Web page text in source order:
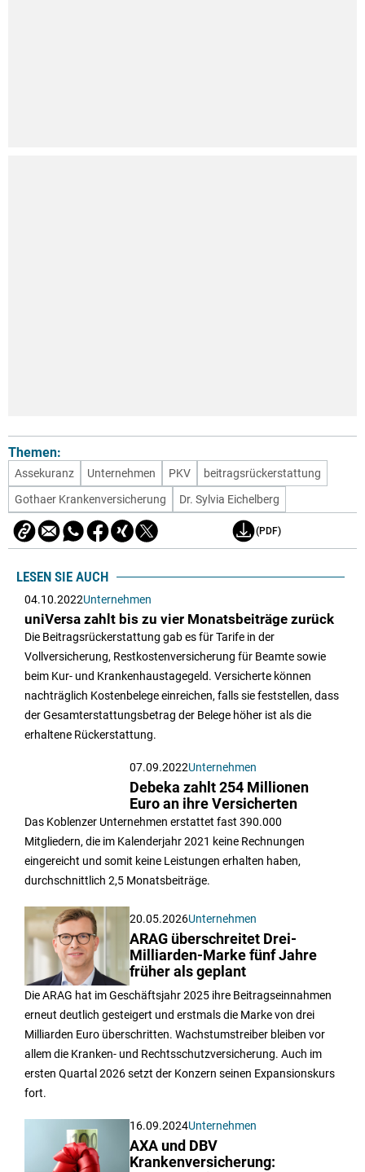
Themen:
Assekuranz Unternehmen PKV
beitragsrückerstattung
Gothaer Krankenversicherung
Dr. Sylvia Eichelberg
(PDF)
LESEN SIE AUCH
04.10.2022Unternehmen
uniVersa zahlt bis zu vier Monatsbeiträge zurück
Die Beitragsrückerstattung gab es für Tarife in der
Vollversicherung, Restkostenversicherung für Beamte sowie
beim Kur- und Krankenhaustagegeld. Versicherte können
nachträglich Kostenbelege einreichen, falls sie feststellen, dass
der Gesamterstattungsbetrag der Belege höher ist als die
erhaltene Rückerstattung.
07.09.2022Unternehmen
Debeka zahlt 254 Millionen
Euro an ihre Versicherten
Das Koblenzer Unternehmen erstattet fast 390.000
Mitgliedern, die im Kalenderjahr 2021 keine Rechnungen
eingereicht und somit keine Leistungen erhalten haben,
durchschnittlich 2,5 Monatsbeiträge.
20.05.2026Unternehmen
ARAG überschreitet Drei-
Milliarden-Marke fünf Jahre
früher als geplant
Die ARAG hat im Geschäftsjahr 2025 ihre Beitragseinnahmen
erneut deutlich gesteigert und erstmals die Marke von drei
Milliarden Euro überschritten. Wachstumstreiber bleiben vor
allem die Kranken- und Rechtsschutzversicherung. Auch im
ersten Quartal 2026 setzt der Konzern seinen Expansionskurs
fort.
16.09.2024Unternehmen
AXA und DBV
Krankenversicherung: